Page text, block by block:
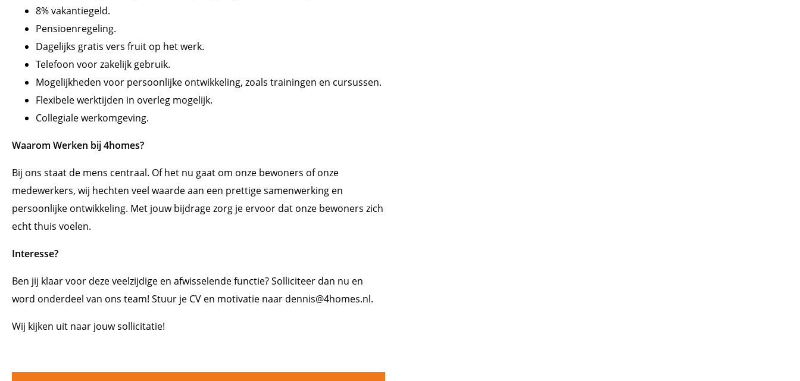
8% vakantiegeld.
Pensioenregeling.
Dagelijks gratis vers fruit op het werk.
Telefoon voor zakelijk gebruik.
Mogelijkheden voor persoonlijke ontwikkeling, zoals trainingen en cursussen.
Flexibele werktijden in overleg mogelijk.
Collegiale werkomgeving.
Waarom Werken bij 4homes?
Bij ons staat de mens centraal. Of het nu gaat om onze bewoners of onze
medewerkers, wij hechten veel waarde aan een prettige samenwerking en
persoonlijke ontwikkeling. Met jouw bijdrage zorg je ervoor dat onze bewoners zich
echt thuis voelen.
Interesse?
Ben jij klaar voor deze veelzijdige en afwisselende functie? Solliciteer dan nu en
word onderdeel van ons team! Stuur je CV en motivatie naar dennis@4homes.nl.
Wij kijken uit naar jouw sollicitatie!